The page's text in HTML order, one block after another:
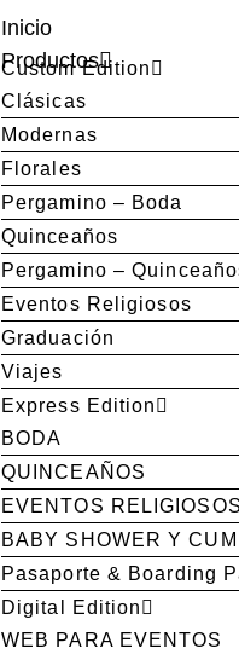
Inicio
Productos
Custom Edition
Clásicas
Modernas
Florales
Pergamino – Boda
Quinceaños
Pergamino –
Eventos Religiosos
Graduación
Viajes
Express Edition
BODA
QUINCEAÑOS
EVENTOS
BABY SHOWER Y
Pasaporte & Boarding
Digital Edition
WEB PARA EVENTOS